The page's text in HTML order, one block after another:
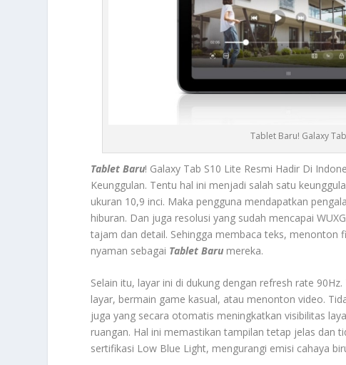
Tablet Baru! Galaxy
Tablet Baru! Galaxy Tab S10 Lite Resmi Hadir Di
Keunggulan. Tentu hal ini menjadi salah satu
ukuran 10,9 inci. Maka pengguna mendapatkan
hiburan. Dan juga resolusi yang sudah mencapai
tajam dan detail. Sehingga membaca teks,
nyaman sebagai Tablet Baru mereka.
Selain itu, layar ini di dukung dengan refresh rate
layar, bermain game kasual, atau menonton video.
juga yang secara otomatis meningkatkan visibilitas
ruangan. Hal ini memastikan tampilan tetap jelas dan
sertifikasi Low Blue Light, mengurangi emisi cahaya